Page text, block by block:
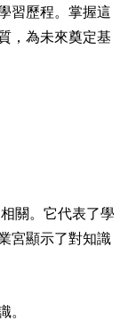
習歷程。掌握這
，為未來奠定基
關。它代表了學
宮顯示了對知識
。